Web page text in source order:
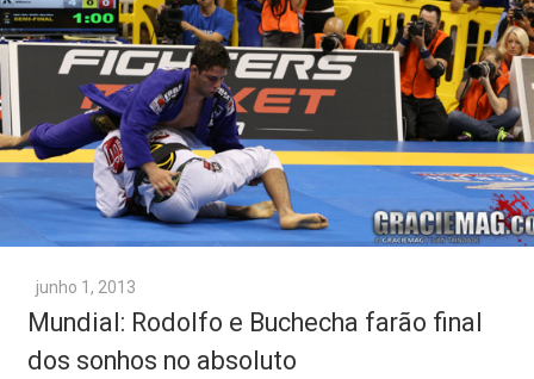
junho 1, 2013
Mundial: Rodolfo e Buchecha farão final
dos sonhos no absoluto